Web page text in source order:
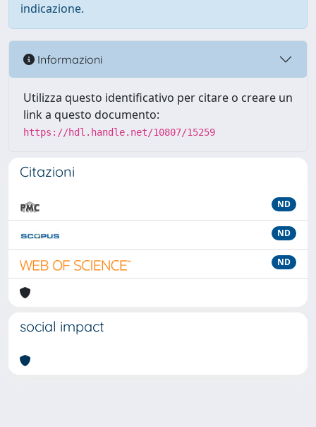
indicazione.
Informazioni
Utilizza questo identificativo per citare o creare un
link a questo documento:
https://hdl.handle.net/10807/15259
Citazioni
ND
ND
ND
social impact